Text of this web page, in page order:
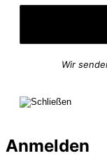
Wir
Anmelden